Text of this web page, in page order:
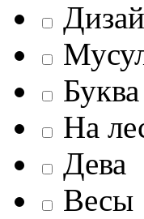
На
Дева
Весы